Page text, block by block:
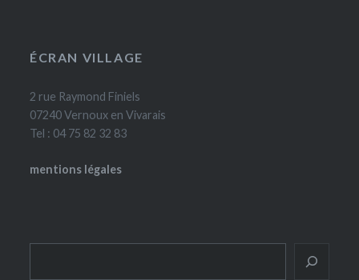
ÉCRAN VILLAGE
2 rue Raymond Finiels
07240 Vernoux en Vivarais
Tel : 04 75 82 32 83
mentions légales